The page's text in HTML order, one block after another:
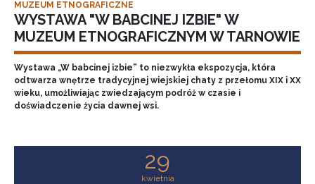
MUZEUM ETNOGRAFICZNE
WYSTAWA "W BABCINEJ IZBIE" W
MUZEUM ETNOGRAFICZNYM W TARNOWIE
Wystawa „W babcinej izbie” to niezwykła ekspozycja, która
odtwarza wnętrze tradycyjnej wiejskiej chaty z przełomu XIX i XX
wieku, umożliwiając zwiedzającym podróż w czasie i
doświadczenie życia dawnej wsi.
29
kwietnia